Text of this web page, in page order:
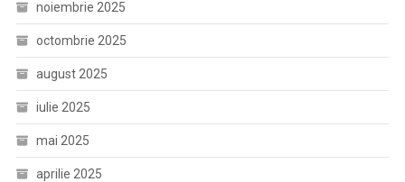
noiembrie 2025
octombrie 2025
august 2025
iulie 2025
mai 2025
aprilie 2025